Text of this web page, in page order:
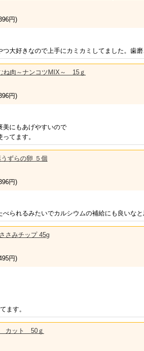
円)
大好きなので上手にカミカミしてました。歯
肉～ナンコツMIX～ 15ｇ
円)
美にもあげやすいので
てます。
ずらの卵 ５個
円)
られるみたいでカルシウムの補給にも良いな
さみチップ 45g
円)
ます。
カット 50ｇ